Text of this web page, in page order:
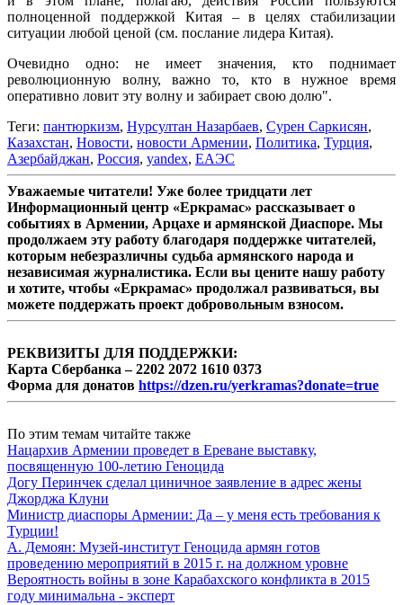
полноценной поддержкой Китая – в целях стабилизации
ситуации любой ценой (см. послание лидера Китая).
Очевидно одно: не имеет значения, кто поднимает
революционную волну, важно то, кто в нужное время
оперативно ловит эту волну и забирает свою долю".
Теги: пантюркизм, Нурсултан Назарбаев, Сурен Саркисян,
Казахстан, Новости, новости Армении, Политика, Турция,
Азербайджан, Россия, yandex, ЕАЭС
Уважаемые читатели! Уже более тридцати лет
Информационный центр «Еркрамас» рассказывает о
событиях в Армении, Арцахе и армянской Диаспоре. Мы
продолжаем эту работу благодаря поддержке читателей,
которым небезразличны судьба армянского народа и
независимая журналистика. Если вы цените нашу работу
и хотите, чтобы «Еркрамас» продолжал развиваться, вы
можете поддержать проект добровольным взносом.
РЕКВИЗИТЫ ДЛЯ ПОДДЕРЖКИ:
Карта Сбербанка – 2202 2072 1610 0373
Форма для донатов https://dzen.ru/yerkramas?donate=true
По этим темам читайте также
Нацархив Армении проведет в Ереване выставку,
посвященную 100-летию Геноцида
Догу Перинчек сделал циничное заявление в адрес жены
Джорджа Клуни
Министр диаспоры Армении: Да – у меня есть требования к
Турции!
А. Демоян: Музей-институт Геноцида армян готов
проведению мероприятий в 2015 г. на должном уровне
Вероятность войны в зоне Карабахского конфликта в 2015
году минимальна - эксперт